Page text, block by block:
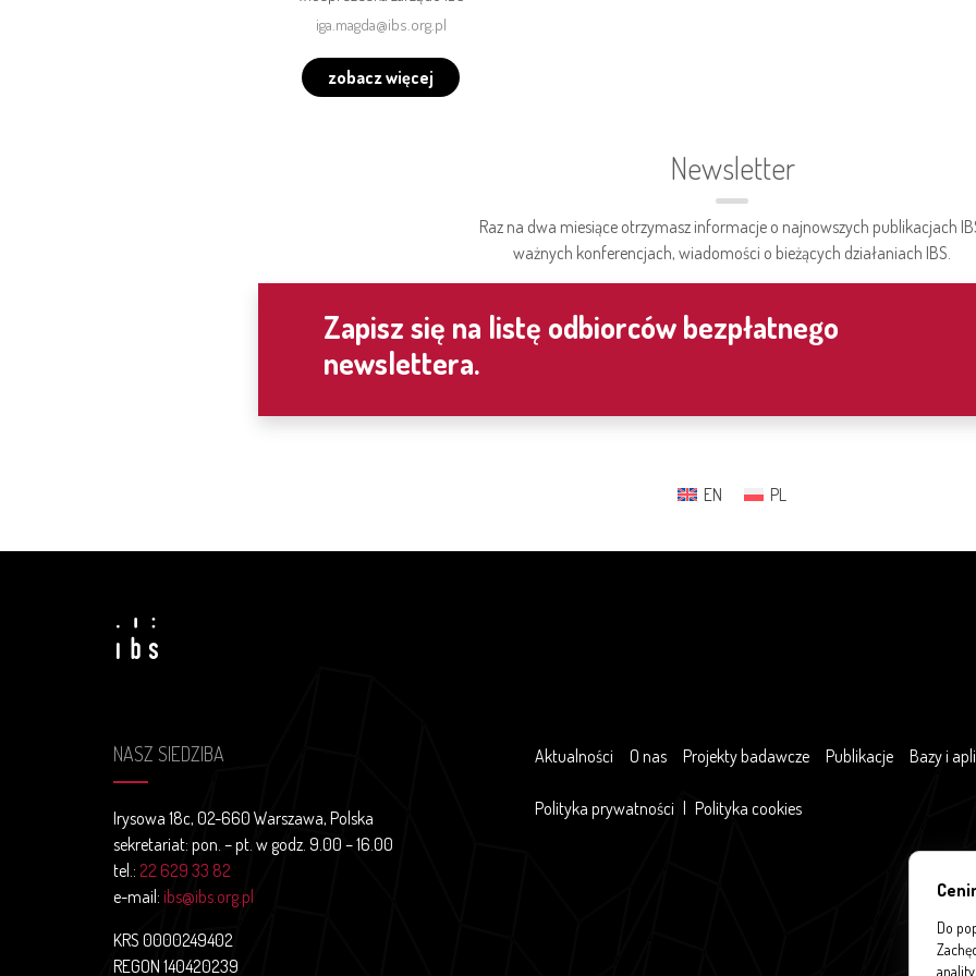
iga.magda@ibs.org.pl
zobacz więcej
Newsletter
Raz na dwa miesiące otrzymasz informacje o najnowszych publikacjach
ważnych konferencjach, wiadomości o bieżących działaniach IBS.
Zapisz się na listę odbiorców bezpłatnego
newslettera.
Do
EN PL
NASZ SIEDZIBA
Irysowa 18c, 02-660 Warszawa, Polska
sekretariat: pon. – pt. w godz. 9.00 – 16.00
tel.: 22 629 33 82
e-mail: ibs@ibs.org.pl
KRS 0000249402
REGON 140420239
Aktualności O nas Projekty badawcze Publikacje Bazy i
Polityka prywatności | Polityka cookies